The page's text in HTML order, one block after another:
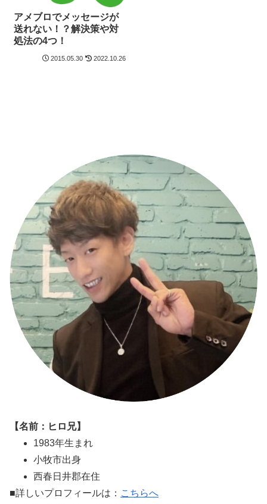
アメブロでメッセージが
送れない！？解決策や対
処法の4つ！
2015.05.30 2022.10.26
【名前：ヒロ兄】
1983年生まれ
小牧市出身
西春日井郡在住
■詳しいプロフィールは： こちらへ